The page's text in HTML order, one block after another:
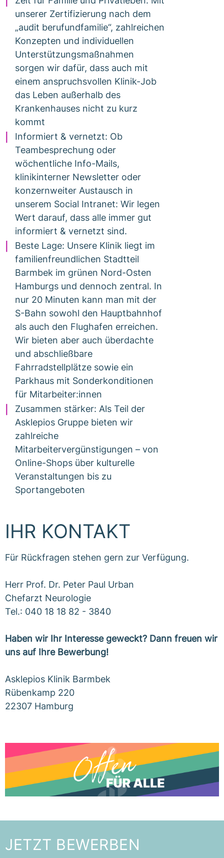
unserer Zertifizierung nach dem
„audit berufundfamilie“, zahlreichen
Konzepten und individuellen
Unterstützungsmaßnahmen
sorgen wir dafür, dass auch mit
einem anspruchsvollen Klinik-Job
das Leben außerhalb des
Krankenhauses nicht zu kurz
kommt
Informiert & vernetzt: Ob
Teambesprechung oder
wöchentliche Info-Mails,
klinikinterner Newsletter oder
konzernweiter Austausch in
unserem Social Intranet: Wir legen
Wert darauf, dass alle immer gut
informiert & vernetzt sind.
Beste Lage: Unsere Klinik liegt im
familienfreundlichen Stadtteil
Barmbek im grünen Nord-Osten
Hamburgs und dennoch zentral. In
nur 20 Minuten kann man mit der
S-Bahn sowohl den Hauptbahnhof
als auch den Flughafen erreichen.
Wir bieten aber auch überdachte
und abschließbare
Fahrradstellplätze sowie ein
Parkhaus mit Sonderkonditionen
für Mitarbeiter:innen
Zusammen stärker: Als Teil der
Asklepios Gruppe bieten wir
zahlreiche
Mitarbeitervergünstigungen – von
Online-Shops über kulturelle
Veranstaltungen bis zu
Sportangeboten
IHR KONTAKT
Für Rückfragen stehen gern zur Verfügung.
Herr Prof. Dr. Peter Paul Urban
Chefarzt Neurologie
Tel.: 040 18 18 82 - 3840
Haben wir Ihr Interesse geweckt? Dann freuen wir
uns auf Ihre Bewerbung!
Asklepios Klinik Barmbek
Rübenkamp 220
22307 Hamburg
JETZT BEWERBEN